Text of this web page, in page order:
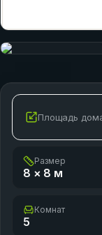
Площадь
Размер
8 × 8 м
Комнат
5